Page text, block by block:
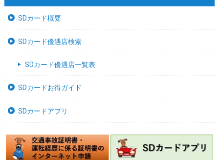
SDカード概要
SDカード優遇店検索
SDカード優遇店一覧表
SDカードお得ガイド
SDカードアプリ